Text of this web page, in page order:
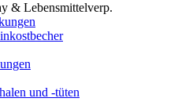
& Lebensmittelverp.
und -tüten